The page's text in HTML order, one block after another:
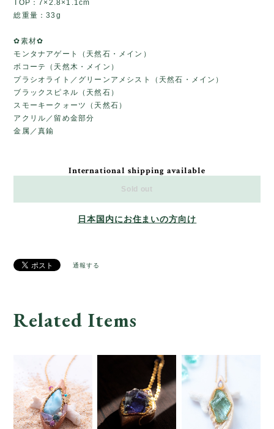
TOP：7×2.8×1.1cm
総重量：33g
✿素材✿
モンタナアゲート（天然石・メイン）
ボコーテ（天然木・メイン）
プラシオライト／グリーンアメシスト（天然石・メイン）
ブラックスピネル（天然石）
スモーキークォーツ（天然石）
アクリル／留め金部分
金属／真鍮
International shipping available
Sold out
日本国内にお住まいの方向け
通報する
Related Items